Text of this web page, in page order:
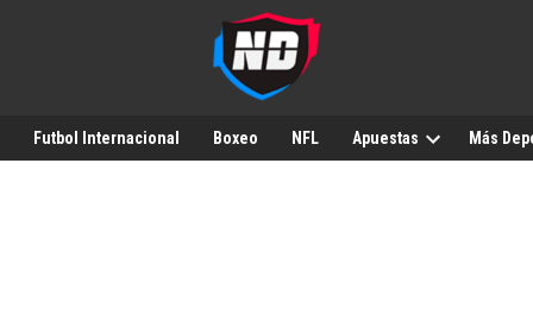
Futbol Internacional Boxeo NFL Apuestas Más